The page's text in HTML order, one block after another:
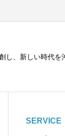
し、新しい時代を
SERVICE